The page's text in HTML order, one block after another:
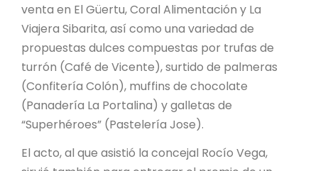
venta en El Güertu, Coral Alimentación y La
Viajera Sibarita, así como una variedad de
propuestas dulces compuestas por trufas de
turrón (Café de Vicente), surtido de palmeras
(Confitería Colón), muffins de chocolate
(Panadería La Portalina) y galletas de
“Superhéroes” (Pastelería Jose).
El acto, al que asistió la concejal Rocío Vega,